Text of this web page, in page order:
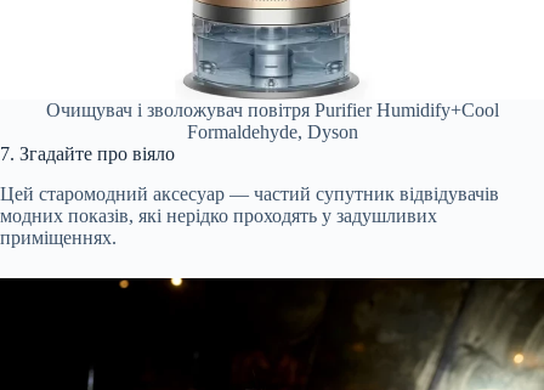
Очищувач і зволожувач повітря Purifier Humidify+Cool
Formaldehyde, Dyson
7. Згадайте про віяло
Цей старомодний аксесуар — частий супутник відвідувачів
модних показів, які нерідко проходять у задушливих
приміщеннях.